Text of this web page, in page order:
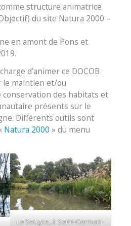
structure animatrice
du site Natura 2000 –
en amont de Pons et
d’animer ce DOCOB
le maintien et/ou
conservation des habitats et
présents sur le
Différents outils sont
Natura 2000 » du menu
La Seugne, à Saint-Germain-